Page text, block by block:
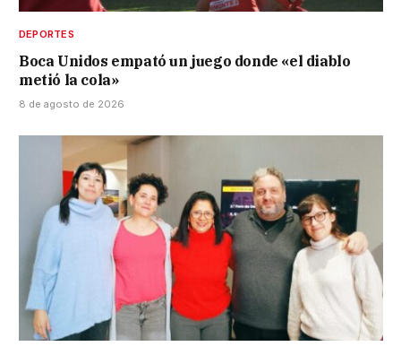
DEPORTES
Boca Unidos empató un juego donde «el diablo
metió la cola»
8 de agosto de 2026